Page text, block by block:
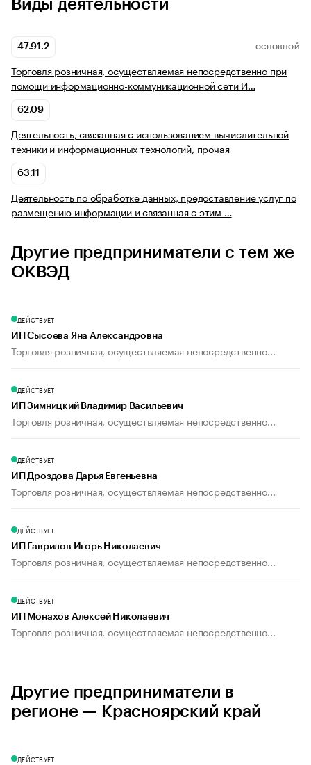
Виды деятельности
47.91.2 ОСНОВНОЙ
Торговля розничная, осуществляемая непосредственно при
помощи информационно-коммуникационной сети И…
62.09
Деятельность, связанная с использованием вычислительной
техники и информационных технологий, прочая
63.11
Деятельность по обработке данных, предоставление услуг по
размещению информации и связанная с этим …
Другие предприниматели с тем же
ОКВЭД
ДЕЙСТВУЕТ
ИП Сысоева Яна Александровна
Торговля розничная, осуществляемая непосредственно...
ДЕЙСТВУЕТ
ИП Зимницкий Владимир Васильевич
Торговля розничная, осуществляемая непосредственно...
ДЕЙСТВУЕТ
ИП Дроздова Дарья Евгеньевна
Торговля розничная, осуществляемая непосредственно...
ДЕЙСТВУЕТ
ИП Гаврилов Игорь Николаевич
Торговля розничная, осуществляемая непосредственно...
ДЕЙСТВУЕТ
ИП Монахов Алексей Николаевич
Торговля розничная, осуществляемая непосредственно...
Другие предприниматели в
регионе — Красноярский край
ДЕЙСТВУЕТ